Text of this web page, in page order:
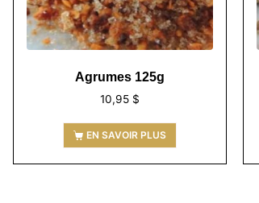
Agrumes 125g
10,95 $
EN SAVOIR PLUS